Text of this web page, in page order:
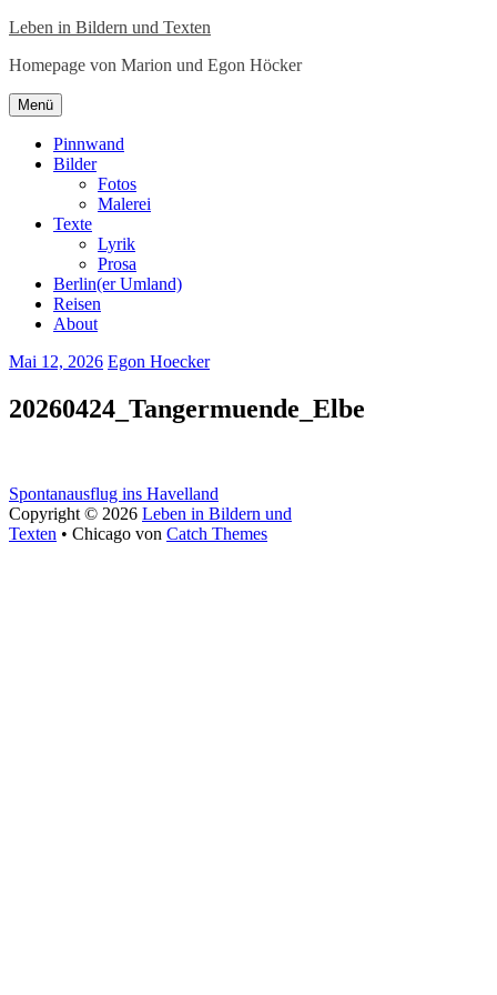
Zum
springen
Leben in Bildern und Texten
Homepage von Marion und Egon Höcker
Menü Zum
Inhalt
springen
Pinnwand
Bilder
Fotos
Malerei
Texte
Lyrik
Prosa
Berlin(er Umland)
Reisen
About
Mai 12, 2026 Egon Hoecker
20260424_Tangermuende_Elbe
Beitragsnavigation
Spontanausflug ins Havelland
Copyright © 2026 Leben in Bildern und
Texten • Chicago von Catch Themes